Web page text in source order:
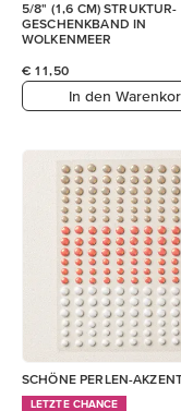
5/8" (1,6 CM) STRUKTUR-
GESCHENKBAND IN
WOLKENMEER
€ 11,50
In den
SCHÖNE PERLEN-
LETZTE CHANCE